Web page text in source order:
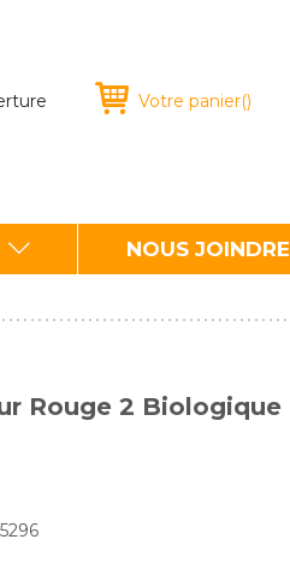
Votre panier()
NOUS JOINDRE
Rouge 2 Biologique